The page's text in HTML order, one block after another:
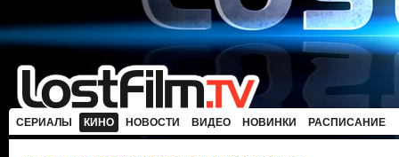
СЕРИАЛЫ КИНО НОВОСТИ ВИДЕО НОВИНКИ РАСПИСАНИЕ